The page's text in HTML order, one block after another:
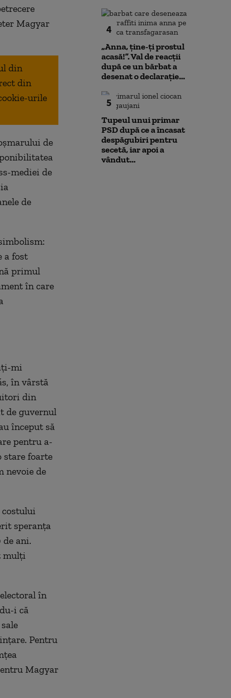
Magyar
din
din
urile
de
mediei de
de
a fost
primul
în care
mi
în vârstă
din
de guvernul
început să
pentru a-
foarte
nevoie de
speranţa
ani.
mulţi
în
i că
Pentru
Magyar
4
„Anna, ţine-ţi prostul
acasă!”. Val de reacții
după ce un bărbat a
desenat o declarație...
5
Tupeul unui primar
PSD după ce a încasat
despăgubiri pentru
secetă, iar apoi a
vândut...